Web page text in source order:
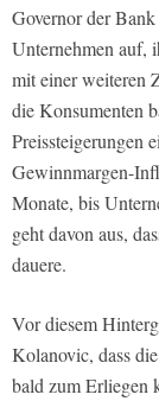
Governor der
Unternehmen auf,
mit einer weiteren
die Konsumenten
Preissteigerungen
Gewinnmargen-
Monate, bis
geht davon aus,
dauere.
Vor diesem
Kolanovic, dass
bald zum Erliegen